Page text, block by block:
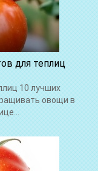
для теплиц
10 лучших
овощи в